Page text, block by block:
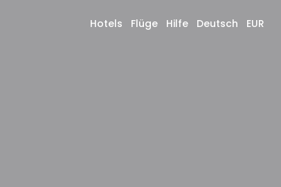
Hotels Flüge Hilfe Deutsch EUR